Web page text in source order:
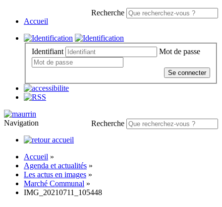
Recherche
Accueil
Identifiant Mot de passe
Se connecter
Recherche
Navigation
Accueil »
Agenda et actualités »
Les actus en images »
Marché Communal »
IMG_20210711_105448